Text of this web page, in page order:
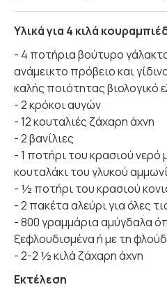
Υλικά για 4 κιλά
- 4 ποτήρια βούτυρο
ανάμεικτο πρόβειο και
καλής ποιότητας βιολογικό
- 2 κρόκοι αυγών
- 12 κουταλιές ζάχαρη άχνη
- 2 βανίλιες
- 1 ποτήρι του κρασιού νερό
κουταλάκι του γλυκού
- ½ ποτήρι του κρασιού
- 2 πακέτα αλεύρι για όλες
- 800 γραμμάρια αμύγδαλα
ξεφλουδισμένα ή με τη
- 2-2 ½ κιλά ζάχαρη άχνη
Εκτέλεση